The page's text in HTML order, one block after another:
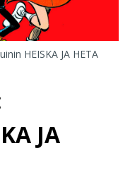
HEISKA JA HETA
JA